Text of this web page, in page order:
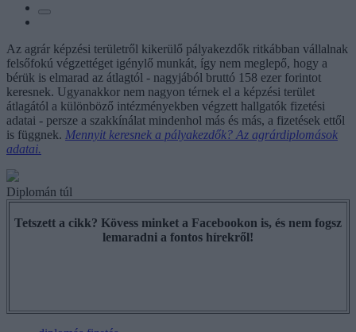
Az agrár képzési területről kikerülő pályakezdők ritkábban vállalnak
felsőfokú végzettéget igénylő munkát, így nem meglepő, hogy a
bérük is elmarad az átlagtól - nagyjából bruttó 158 ezer forintot
keresnek. Ugyanakkor nem nagyon térnek el a képzési terület
átlagától a különböző intézményekben végzett hallgatók fizetési
adatai - persze a szakkínálat mindenhol más és más, a fizetések ettől
is függnek. Mennyit keresnek a pályakezdők? Az agrárdiplomások
adatai.
Diplomán túl
Tetszett a cikk? Kövess minket a Facebookon is, és nem fogsz
lemaradni a fontos hírekről!